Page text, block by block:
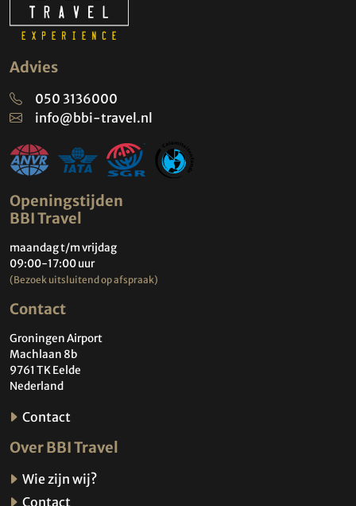
Advies
050 3136000
info@bbi-travel.nl
Openingstijden
BBI Travel
maandag t/m vrijdag
09:00-17:00 uur
(Bezoek uitsluitend op afspraak)
Contact
Groningen Airport
Machlaan 8b
9761 TK Eelde
Nederland
Contact
Over BBI Travel
Wie zijn wij?
Contact